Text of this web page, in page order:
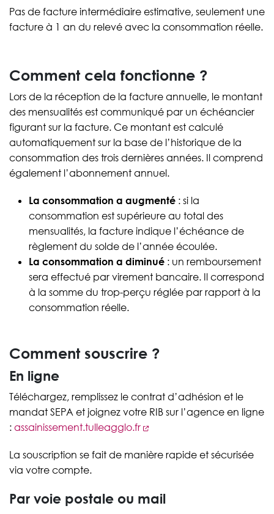
Pas de facture intermédiaire estimative, seulement une
facture à 1 an du relevé avec la consommation réelle.
Comment cela fonctionne ?
Lors de la réception de la facture annuelle, le montant
des mensualités est communiqué par un échéancier
figurant sur la facture. Ce montant est calculé
automatiquement sur la base de l’historique de la
consommation des trois dernières années. Il comprend
également l’abonnement annuel.
La consommation a augmenté : si la
consommation est supérieure au total des
mensualités, la facture indique l’échéance de
règlement du solde de l’année écoulée.
La consommation a diminué : un remboursement
sera effectué par virement bancaire. Il correspond
à la somme du trop-perçu réglée par rapport à la
consommation réelle.
Comment souscrire ?
En ligne
Téléchargez, remplissez le contrat d’adhésion et le
mandat SEPA et joignez votre RIB sur l’agence en ligne
: assainissement.tulleagglo.fr
La souscription se fait de manière rapide et sécurisée
via votre compte.
Par voie postale ou mail